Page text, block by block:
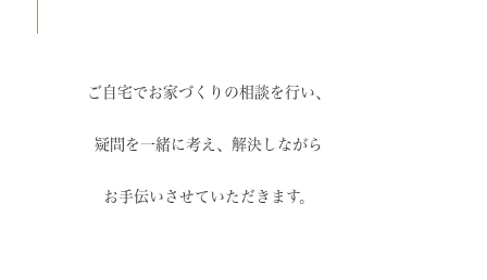
ご自宅でお家づくりの相談を行い、
疑問を一緒に考え、解決しながら
お手伝いさせていただきます。